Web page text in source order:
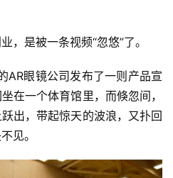
，是被一条视频“忽悠”了。
AR眼镜公司发布了一则产品宣
在一个体育馆里，而倏忽间，
出，带起惊天的波浪，又扑回
见。